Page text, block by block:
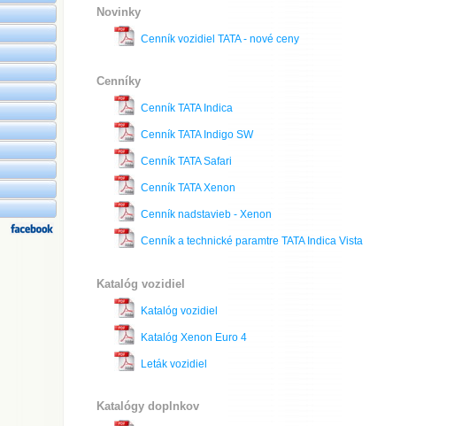
Novinky
Cenník vozidiel TATA - nové ceny
Cenníky
Cenník TATA Indica
Cenník TATA Indigo SW
Cenník TATA Safari
Cenník TATA Xenon
Cenník nadstavieb - Xenon
Cenník a technické paramtre TATA Indica Vista
Katalóg vozidiel
Katalóg vozidiel
Katalóg Xenon Euro 4
Leták vozidiel
Katalógy doplnkov